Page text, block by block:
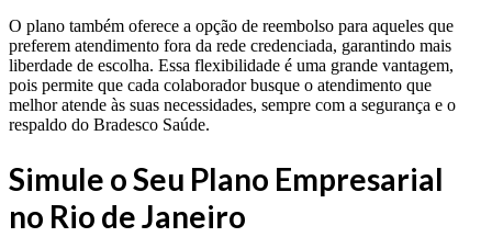
O plano também oferece a opção de reembolso para aqueles que
preferem atendimento fora da rede credenciada, garantindo mais
liberdade de escolha. Essa flexibilidade é uma grande vantagem,
pois permite que cada colaborador busque o atendimento que
melhor atende às suas necessidades, sempre com a segurança e o
respaldo do Bradesco Saúde.
Simule o Seu Plano Empresarial
no Rio de Janeiro